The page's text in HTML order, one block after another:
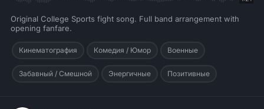
Original College Sports fight song. Full band arrangement with
opening fanfare.
Кинематография Комедия / Юмор Военные
Забавный / Смешной Энергичные Позитивные